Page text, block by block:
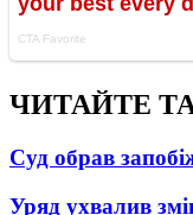
ЧИТАЙТЕ
Суд обрав
Уряд ухвалив